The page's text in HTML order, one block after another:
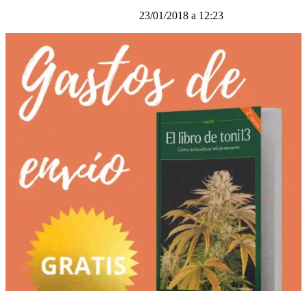
23/01/2018 a 12:23